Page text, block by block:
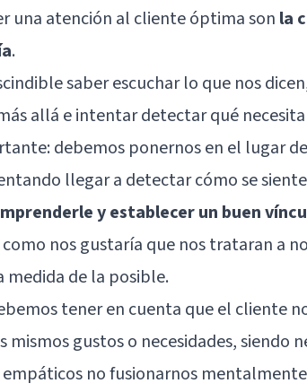
una atención al cliente óptima son la
.
saber escuchar lo que nos
allá e intentar detectar qué
debemos ponernos en el lugar
llegar a detectar cómo se
y establecer un buen
nos gustaría que nos trataran a
medida de la posible.
tener en cuenta que el cliente
gustos o necesidades, siendo
no fusionarnos